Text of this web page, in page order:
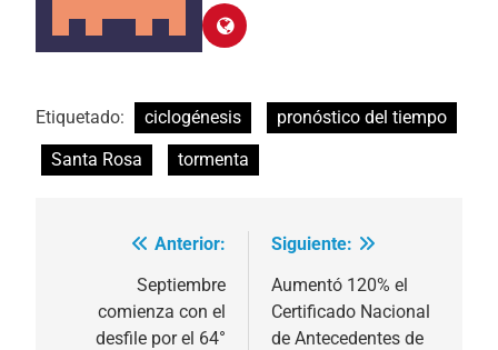
Etiquetado: ciclogénesis
pronóstico del tiempo
Santa Rosa
tormenta
Navegación
entradas
Anterior:
Septiembre
comienza con el
desfile por el 64°
Siguiente:
Aumentó 120% el
Certificado Nacional
de Antecedentes de